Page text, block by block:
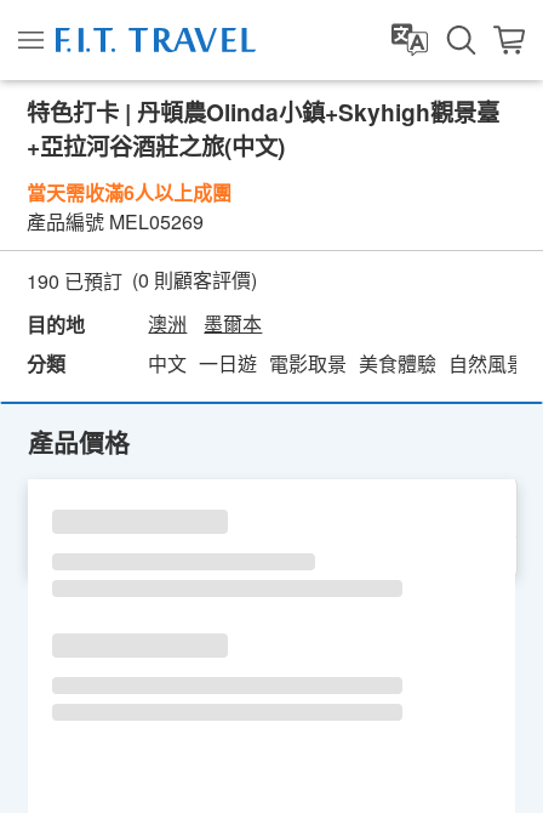
特色打卡 | 丹頓農Olinda小鎮+Skyhigh觀景臺
+亞拉河谷酒莊之旅(中文)
當天需收滿6人以上成團
產品編號 MEL05269
190 已預訂 (0 則顧客評價)
目的地
澳洲
墨爾本
分類
中文 一日遊 電影取景 美食體驗 自然風景
產品價格